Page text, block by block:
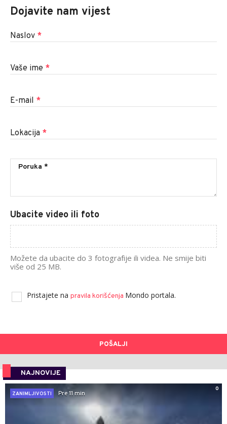
Dojavite nam vijest
Naslov *
Vaše ime *
E-mail *
Lokacija *
Ubacite video ili foto
Možete da ubacite do 3 fotografije ili videa. Ne smije biti
više od 25 MB.
Pristajete na pravila korišćenja Mondo portala.
POŠALJI
NAJNOVIJE
0
ZANIMLJIVOSTI
Pre 11 min